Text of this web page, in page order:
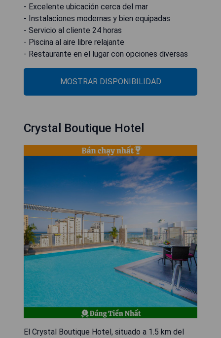
- Excelente ubicación cerca del mar
- Instalaciones modernas y bien equipadas
- Servicio al cliente 24 horas
- Piscina al aire libre relajante
- Restaurante en el lugar con opciones diversas
MOSTRAR DISPONIBILIDAD
Crystal Boutique Hotel
El Crystal Boutique Hotel, situado a 1.5 km del